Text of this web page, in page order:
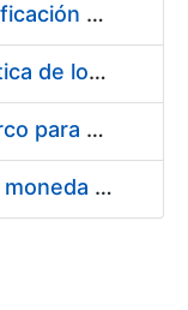
Servicio de Calibración y Verificación Externa de los Equipos de Medición del Servicio de Prevención de la FNMT-RCM
Conexión mediante Fibra Óptica de los Centros de Proceso de Datos (CPDs) de las sedes de la FNMT-RCM de Burgos y Madrid
Contratación de acuerdo marco para el Suministro de Material de Electricidad para la Fábrica Nacional de Moneda y Timbre-Real Casa de la Moneda en su centro de trabajo de Burgos
Suministro de estuches para moneda de 30 €